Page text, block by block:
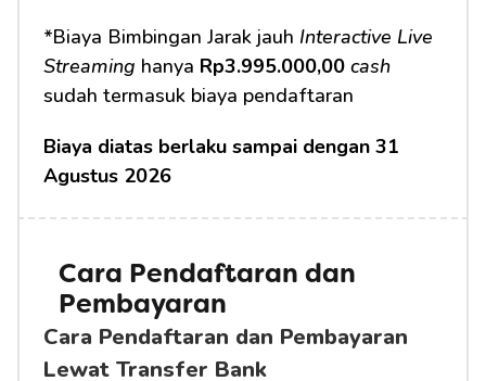
*Biaya Bimbingan Jarak jauh Interactive Live
Streaming hanya Rp3.995.000,00 cash
sudah termasuk biaya pendaftaran
Biaya diatas berlaku sampai dengan 31
Agustus 2026
Cara Pendaftaran dan
Pembayaran
Cara Pendaftaran dan Pembayaran
Lewat Transfer Bank